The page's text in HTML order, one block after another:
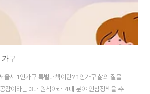
구
울시 1인가구 특별대책이란? 1인가구 삶의 질을
감이라는 3대 원칙아래 4대 분야 안심정책을 추